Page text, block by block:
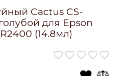
Cactus CS-
для Epson
(14.8мл)